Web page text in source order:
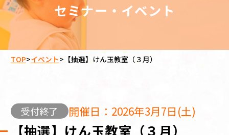
セミナー・イベント
TOP>イベント> 【抽選】けん玉教室（３月）
受付終了 開催日：2026年3月7日(土)
【抽選】けん玉教室（３月）